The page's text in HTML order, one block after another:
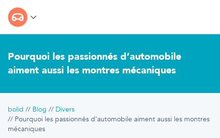
Pourquoi les passionnés d’automobile
aiment aussi les montres mécaniques
bolid Blog
Divers
Pourquoi les passionnés d’automobile aiment aussi les montres
mécaniques